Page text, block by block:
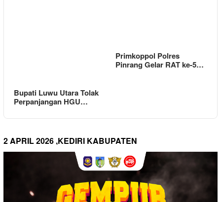
Bupati Luwu Utara Tolak
Perpanjangan HGU…
Primkoppol Polres
Pinrang Gelar RAT ke-5…
2 APRIL 2026 ,KEDIRI KABUPATEN